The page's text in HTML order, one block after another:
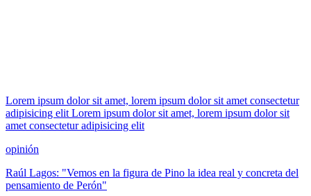
Lorem ipsum dolor sit amet, lorem ipsum dolor sit amet consectetur
adipisicing elit Lorem ipsum dolor sit amet, lorem ipsum dolor sit
amet consectetur adipisicing elit
opinión
Raúl Lagos: "Vemos en la figura de Pino la idea real y concreta del
pensamiento de Perón"